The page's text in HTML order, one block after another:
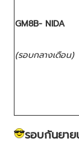
GM8B- NIDA
(รอบกลางเดือน)
รอบกันยา